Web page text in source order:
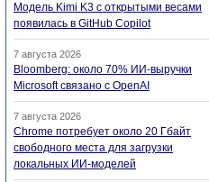
Модель Kimi K3 с открытыми весами
появилась в GitHub Copilot
7 августа 2026
Bloomberg: около 70% ИИ-выручки
Microsoft связано с OpenAI
7 августа 2026
Chrome потребует около 20 Гбайт
свободного места для загрузки
локальных ИИ-моделей